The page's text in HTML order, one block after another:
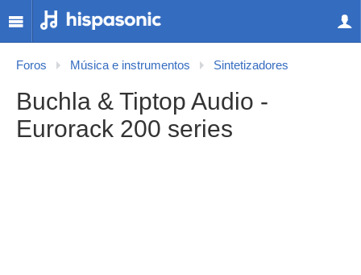
Foros Música e instrumentos Sintetizadores
Buchla & Tiptop Audio -
Eurorack 200 series